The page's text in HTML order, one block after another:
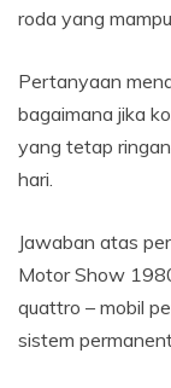
roda yang
Pertanyaan
bagaimana jika
yang tetap
hari.
Jawaban atas
Motor Show
quattro – mobil
sistem